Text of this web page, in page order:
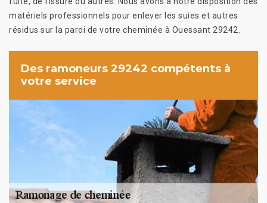
matériels professionnels pour enlever les suies et autres
résidus sur la paroi de votre cheminée à Ouessant 29242.
Des ramoneurs 29242 compétents à
votre service